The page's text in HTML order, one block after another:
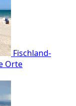
Fischland-
Orte